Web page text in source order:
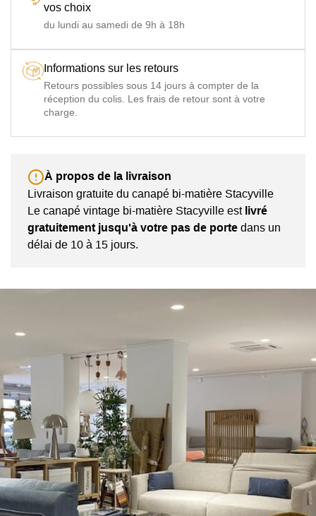
vos choix
du lundi au samedi de 9h à 18h
Informations sur les retours
Retours possibles sous 14 jours à compter de la
réception du colis. Les frais de retour sont à votre
charge.
À propos de la livraison
Livraison gratuite du canapé bi-matière Stacyville
Le canapé vintage bi-matière Stacyville est livré
gratuitement jusqu'à votre pas de porte dans un
délai de 10 à 15 jours.